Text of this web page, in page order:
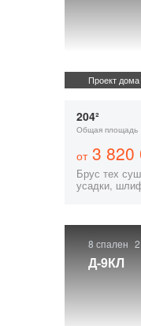
Проект
204²
Общая площадь
от3 820
Брус тех
усадки,
8 спален
Д-9КЛ